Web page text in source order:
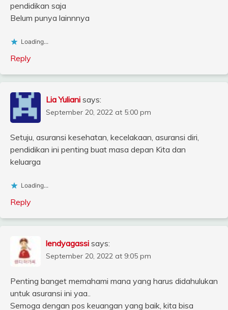
pendidikan saja
Belum punya lainnnya
Loading...
Reply
Lia Yuliani says:
September 20, 2022 at 5:00 pm
Setuju, asuransi kesehatan, kecelakaan, asuransi diri,
pendidikan ini penting buat masa depan Kita dan
keluarga
Loading...
Reply
lendyagassi says:
September 20, 2022 at 9:05 pm
Penting banget memahami mana yang harus didahulukan
untuk asuransi ini yaa..
Semoga dengan pos keuangan yang baik, kita bisa